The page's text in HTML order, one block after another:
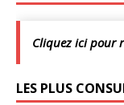
Cliquez ici pour
LES PLUS